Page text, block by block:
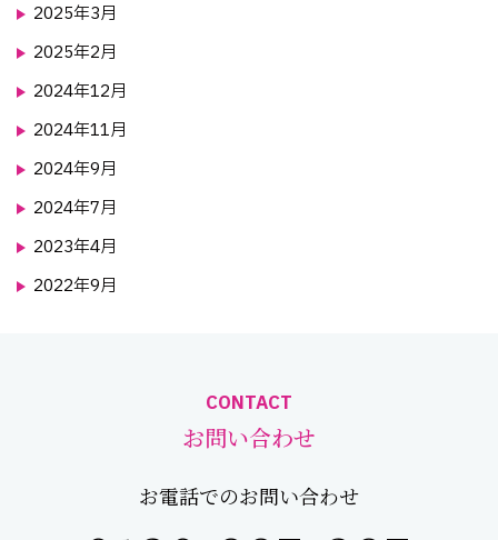
2025年3月
2025年2月
2024年12月
2024年11月
2024年9月
2024年7月
2023年4月
2022年9月
CONTACT
お問い合わせ
お電話でのお問い合わせ